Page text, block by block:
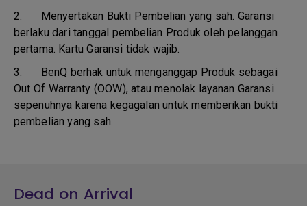
2. Menyertakan Bukti Pembelian yang sah. Garansi
berlaku dari tanggal pembelian Produk oleh pelanggan
pertama. Kartu Garansi tidak wajib.
3. BenQ berhak untuk menganggap Produk sebagai
Out Of Warranty (OOW), atau menolak layanan Garansi
sepenuhnya karena kegagalan untuk memberikan bukti
pembelian yang sah.
Dead on Arrival